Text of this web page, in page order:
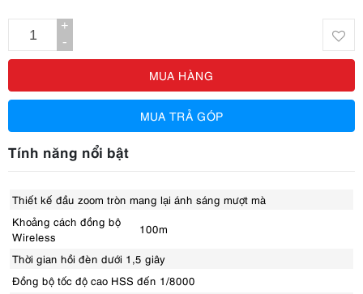
+
-
MUA HÀNG
MUA TRẢ GÓP
Tính năng nổi bật
Thiết kế đầu zoom tròn mang lại ánh sáng mượt mà
Khoảng cách đồng bộ
Wireless
100m
Thời gian hồi đèn dưới 1,5 giây
Đồng bộ tốc độ cao HSS đến 1/8000